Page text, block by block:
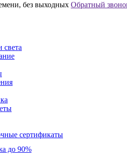
без выходных Обратный
сертификаты
до 90%